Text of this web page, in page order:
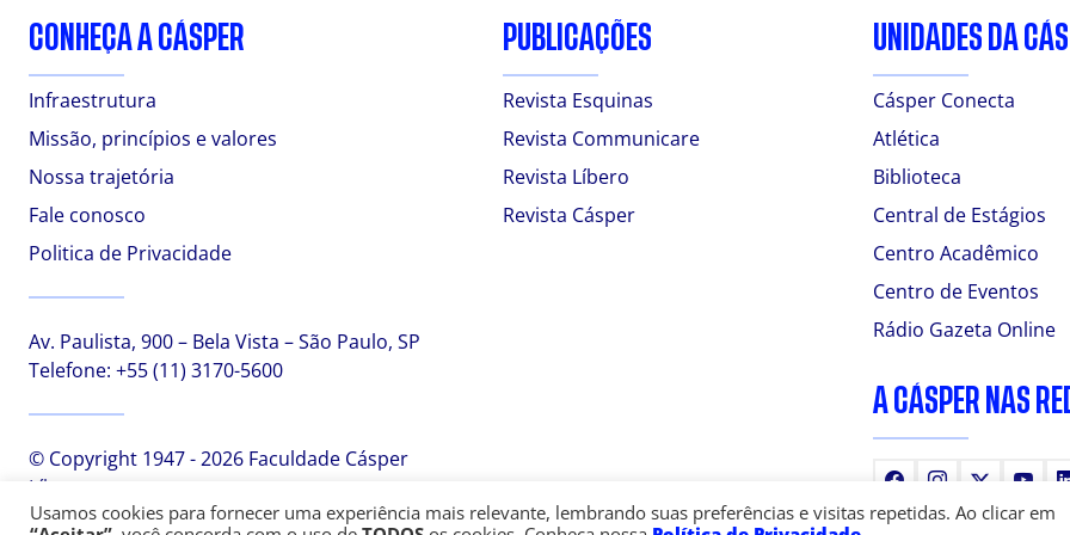
CONHEÇA A CÁSPER
Infraestrutura
Missão, princípios e valores
Nossa trajetória
Fale conosco
Politica de Privacidade
Av. Paulista, 900 – Bela Vista – São Paulo, SP
Telefone: +55 (11) 3170-5600
© Copyright 1947 - 2026 Faculdade Cásper
Líbero
PUBLICAÇÕES
Revista Esquinas
Revista Communicare
Revista Líbero
Revista Cásper
UNIDADES DA
Cásper Conecta
Atlética
Biblioteca
Central de Estágios
Centro Acadêmico
Centro de Eventos
Rádio Gazeta Online
A CÁSPER NAS
FacebookInstagram
X
Usamos cookies para fornecer uma experiência mais relevante, lembrando suas preferências e visitas repetidas. Ao clicar em